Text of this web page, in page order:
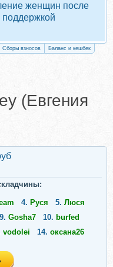
женщин после
поддержкой
Сборы взносов Баланс и кешбек
(Евгения
4. Руся 5. Люся
9. Gosha7 10. burfed
vodolei 14. оксана26